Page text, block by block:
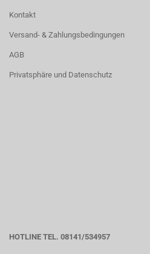
Kontakt
Versand- & Zahlungsbedingungen
AGB
Privatsphäre und Datenschutz
HOTLINE TEL. 08141/534957